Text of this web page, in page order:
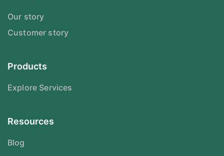
Our story
Customer story
Products
Explore Services
Resources
Blog